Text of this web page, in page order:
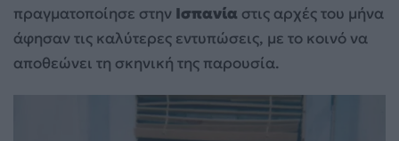
πραγματοποίησε στην Ισπανία στις αρχές του μήνα
άφησαν τις καλύτερες εντυπώσεις, με το κοινό να
αποθεώνει τη σκηνική της παρουσία.